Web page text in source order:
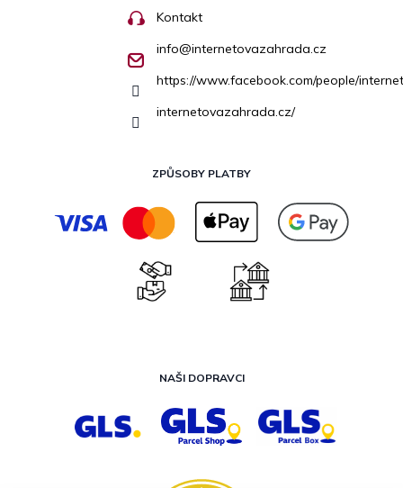
Kontakt
info@internetovazahrada.cz
https://www.facebook.com/people/
internetovazahrada.cz/
ZPŮSOBY PLATBY
NAŠI DOPRAVCI